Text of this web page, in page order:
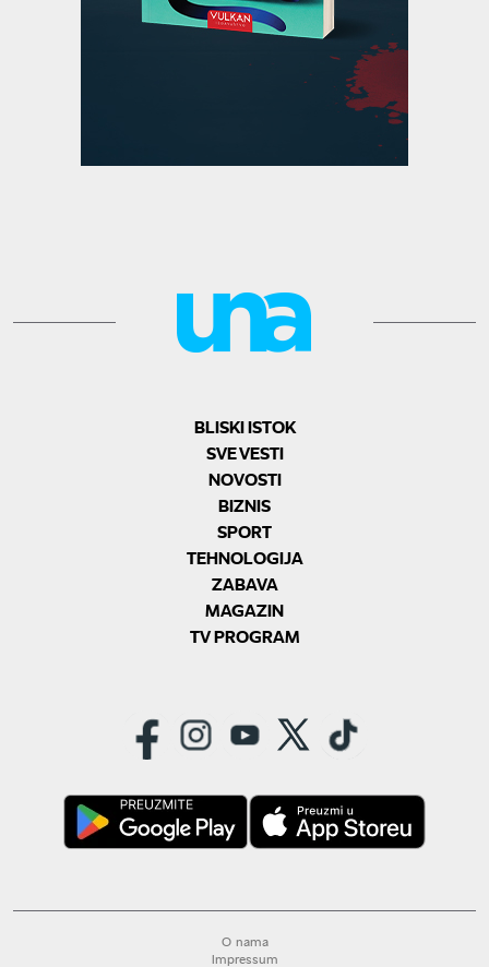
BLISKI ISTOK
SVE VESTI
NOVOSTI
BIZNIS
SPORT
TEHNOLOGIJA
ZABAVA
MAGAZIN
TV PROGRAM
O nama
Impressum